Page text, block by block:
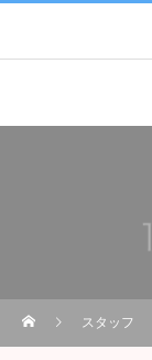
スタッフ